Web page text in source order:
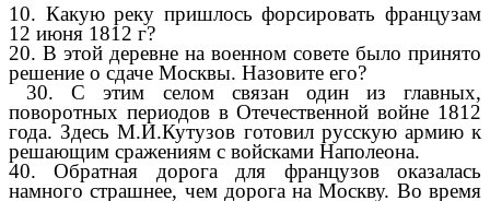
10. Какую реку пришлось форсировать французам
12 июня 1812 г?
20. В этой деревне на военном совете было принято
решение о сдаче Москвы. Назовите его?
30. С этим селом связан один из главных,
поворотных периодов в Отечественной войне 1812
года. Здесь М.И.Кутузов готовил русскую армию к
решающим сражениям с войсками Наполеона.
40. Обратная дорога для французов оказалась
намного страшнее, чем дорога на Москву. Во время